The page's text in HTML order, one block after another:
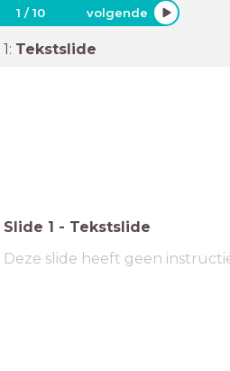
1 /10 volgende
1: Tekstslide
Slide 1 - Tekstslide
Deze slide heeft geen